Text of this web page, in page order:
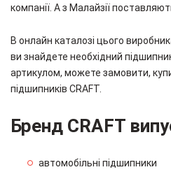
компанії. А з Малайзії
В онлайн каталозі цього
ви знайдете необхідний
артикулом, можете замовити,
підшипників CRAFT.
Бренд CRAFT
автомобільні підшипники